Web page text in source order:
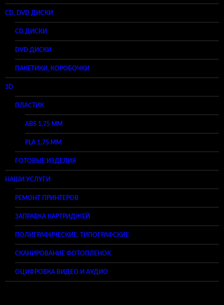
CD, DVD ДИСКИ
CD ДИСКИ
DVD ДИСКИ
ПАКЕТИКИ, КОРОБОЧКИ
3D
ПЛАСТИК
ABS 1,75 ММ
PLA 1,75 ММ
ГОТОВЫЕ ИЗДЕЛИЯ
НАШИ УСЛУГИ
РЕМОНТ ПРИНТЕРОВ
ЗАПРАВКА КАРТРИДЖЕЙ
ПОЛИГРАФИЧЕСКИЕ, ТИПОГРАФСКИЕ
СКАНИРОВАНИЕ ФОТОПЛЕНОК
ОЦИФРОВКА ВИДЕО И АУДИО